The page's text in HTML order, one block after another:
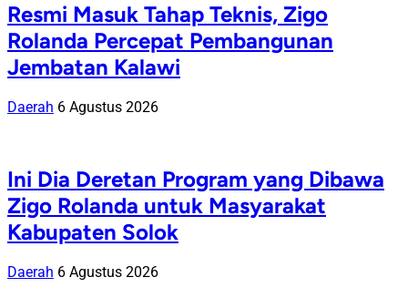
Resmi Masuk Tahap Teknis, Zigo
Rolanda Percepat Pembangunan
Jembatan Kalawi
Daerah 6 Agustus 2026
Ini Dia Deretan Program yang Dibawa
Zigo Rolanda untuk Masyarakat
Kabupaten Solok
Daerah 6 Agustus 2026